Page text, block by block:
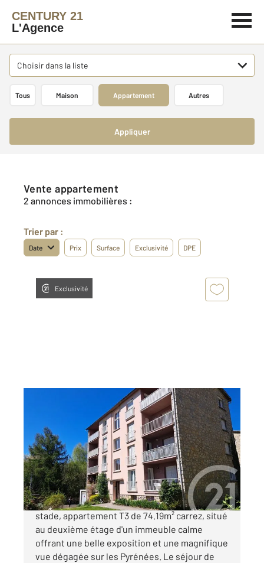
CENTURY 21
L'Agence
Choisir dans la liste
Tous Maison Appartement Autres
Appliquer
Vente appartement
2 annonces immobilières :
Trier par :
Date Prix Surface Exclusivité DPE
Exclusivité
, 3 pièces
Ref : 5872
Appartement F3 à vendre
105 000 €
FOIX - Spécial investisseurs, résidence du
stade, appartement T3 de 74.19m² carrez, situé
au deuxième étage d'un immeuble calme
offrant une belle exposition et une magnifique
vue dégagée sur les Pyrénées. Le séjour de